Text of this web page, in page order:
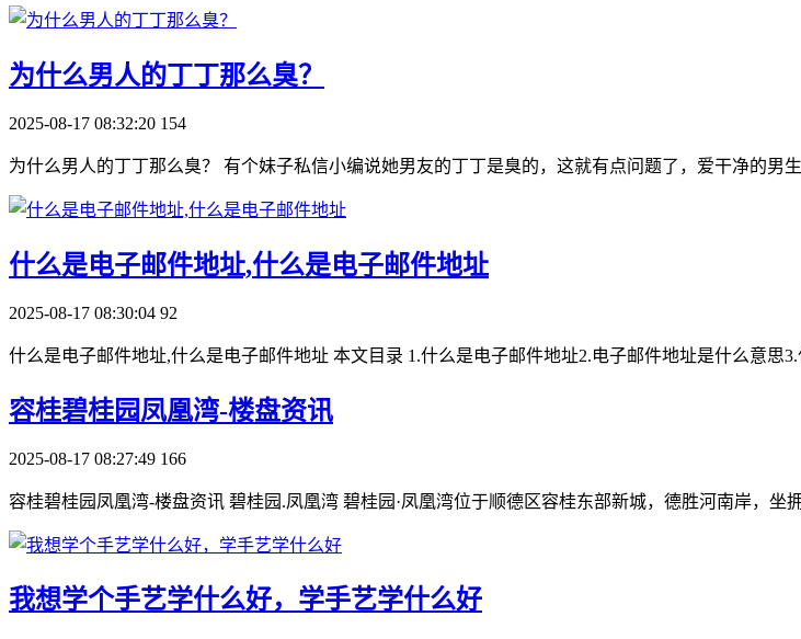
​为什么男人的丁丁那么臭？
2025-08-17 08:32:20 154
为什么男人的丁丁那么臭？ 有个妹子私信小编说她男友的丁丁是臭的，这就有点问题了，爱干净的男
​什么是电子邮件地址,什么是电子邮件地址
2025-08-17 08:30:04 92
什么是电子邮件地址,什么是电子邮件地址 本文目录 1.什么是电子邮件地址2.电子邮件地址是什么意
​容桂碧桂园凤凰湾-楼盘资讯
2025-08-17 08:27:49 166
容桂碧桂园凤凰湾-楼盘资讯 碧桂园.凤凰湾 碧桂园·凤凰湾位于顺德区容桂东部新城，德胜河南岸，
​我想学个手艺学什么好，学手艺学什么好